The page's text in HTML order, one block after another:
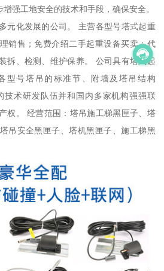
强工地安全的技术和手段，确保安全。
元化发展的公司。 主营各型号塔式起重
销售；免费介绍二手起重设备买卖；代
拆、检测、维护保养。 公司具有塔式起
型号塔吊的标准节、附墙及塔吊结构
技术研发队伍并和国内多家机构强强联
权。 经营范围：塔吊施工梯黑匣子、塔
吊安全黑匣子、塔机黑匣子、施工梯黑